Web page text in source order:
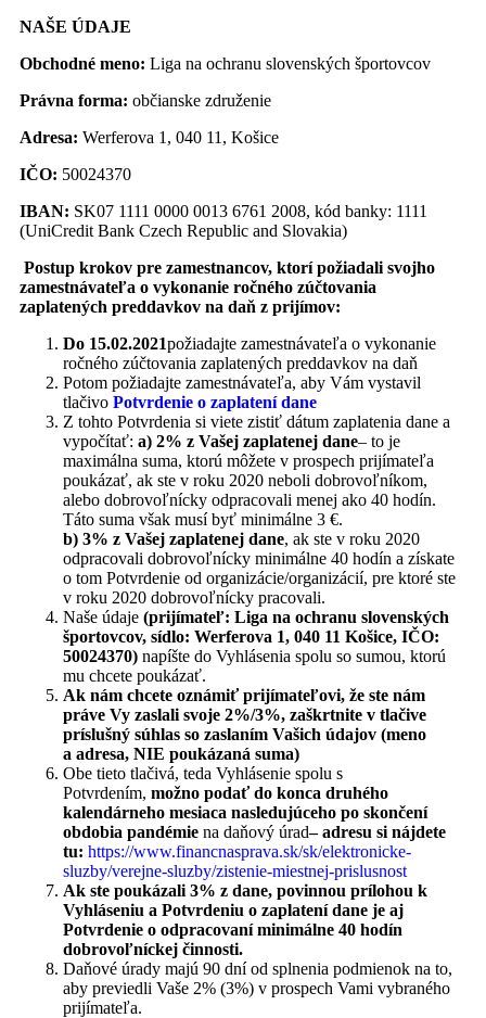
NAŠE ÚDAJE
Obchodné meno: Liga na ochranu slovenských športovcov
Právna forma: občianske združenie
Adresa: Werferova 1, 040 11, Košice
IČO: 50024370
IBAN: SK07 1111 0000 0013 6761 2008, kód banky: 1111
(UniCredit Bank Czech Republic and Slovakia)
Postup krokov pre zamestnancov, ktorí požiadali svojho
zamestnávateľa o vykonanie ročného zúčtovania
zaplatených preddavkov na daň z prijímov:
Do 15.02.2021požiadajte zamestnávateľa o vykonanie
ročného zúčtovania zaplatených preddavkov na daň
Potom požiadajte zamestnávateľa, aby Vám vystavil
tlačivo Potvrdenie o zaplatení dane
Z tohto Potvrdenia si viete zistiť dátum zaplatenia dane a
vypočítať: a) 2% z Vašej zaplatenej dane– to je
maximálna suma, ktorú môžete v prospech prijímateľa
poukázať, ak ste v roku 2020 neboli dobrovoľníkom,
alebo dobrovoľnícky odpracovali menej ako 40 hodín.
Táto suma však musí byť minimálne 3 €.
b) 3% z Vašej zaplatenej dane, ak ste v roku 2020
odpracovali dobrovoľnícky minimálne 40 hodín a získate
o tom Potvrdenie od organizácie/organizácií, pre ktoré ste
v roku 2020 dobrovoľnícky pracovali.
Naše údaje (prijímateľ: Liga na ochranu slovenských
športovcov, sídlo: Werferova 1, 040 11 Košice, IČO:
50024370) napíšte do Vyhlásenia spolu so sumou, ktorú
mu chcete poukázať.
Ak nám chcete oznámiť prijímateľovi, že ste nám
práve Vy zaslali svoje 2%/3%, zaškrtnite v tlačive
príslušný súhlas so zaslaním Vašich údajov (meno
a adresa, NIE poukázaná suma)
Obe tieto tlačivá, teda Vyhlásenie spolu s
Potvrdením, možno podať do konca druhého
kalendárneho mesiaca nasledujúceho po skončení
obdobia pandémie na daňový úrad– adresu si nájdete
tu: https://www.financnasprava.sk/sk/elektronicke-
sluzby/verejne-sluzby/zistenie-miestnej-prislusnost
Ak ste poukázali 3% z dane, povinnou prílohou k
Vyhláseniu a Potvrdeniu o zaplatení dane je aj
Potvrdenie o odpracovaní minimálne 40 hodín
dobrovoľníckej činnosti.
Daňové úrady majú 90 dní od splnenia podmienok na to,
aby previedli Vaše 2% (3%) v prospech Vami vybraného
prijímateľa.